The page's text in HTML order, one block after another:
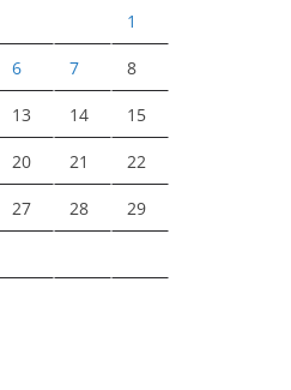
1
6 7 8
13 14 15
20 21 22
27 28 29